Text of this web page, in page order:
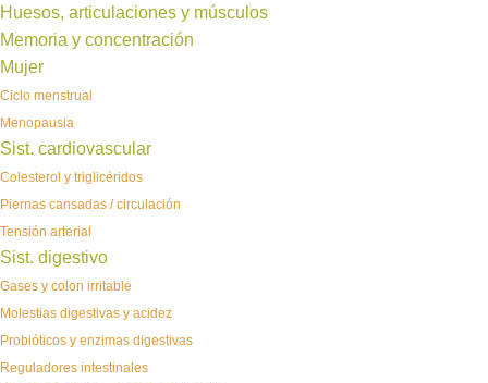
Huesos, articulaciones y músculos
Memoria y concentración
Mujer
Ciclo menstrual
Menopausia
Sist. cardiovascular
Colesterol y triglicéridos
Piernas cansadas / circulación
Tensión arterial
Sist. digestivo
Gases y colon irritable
Molestias digestivas y acidez
Probióticos y enzimas digestivas
Reguladores intestinales